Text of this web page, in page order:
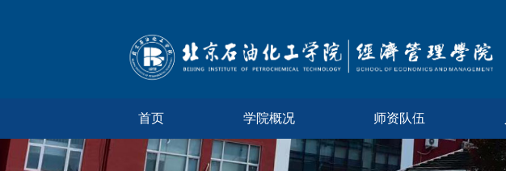
首页 学院概况 师资队伍